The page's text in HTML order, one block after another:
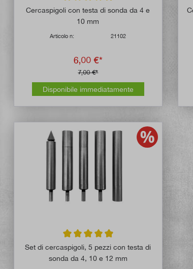
Valutazione media di 4.9 su 5 stelle
Cercaspigoli con testa di sonda da 4 e
10 mm
Articolo n: 21102
6,00 €*
7,00 €*
Disponibile immediatamente
Valutazione media di 4.8 su 5 stelle
Set di cercaspigoli, 5 pezzi con testa di
sonda da 4, 10 e 12 mm